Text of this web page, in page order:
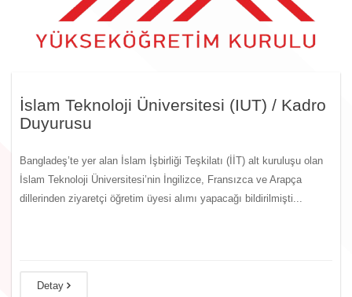
İslam Teknoloji Üniversitesi (IUT) / Kadro
Duyurusu
Bangladeş’te yer alan İslam İşbirliği Teşkilatı (İİT) alt kuruluşu olan
İslam Teknoloji Üniversitesi’nin İngilizce, Fransızca ve Arapça
dillerinden ziyaretçi öğretim üyesi alımı yapacağı bildirilmişti...
Detay